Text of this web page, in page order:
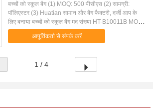
बच्चों को स्कूल बैग (1) MOQ: 500 पीसीएस (2) सामग्री:
पॉलिएस्टर (3) Huatian सामान और बैग फैक्टरी, दर्जी आप के
लिए बनाया बच्चों को स्कूल बैग मद संख्या HT-B10011B MOQ
500 पीसी सामग्री नायलॉन प्रसव के दिन 20-35days ...
आपूर्तिकर्ता से संपर्क करें
1 / 4